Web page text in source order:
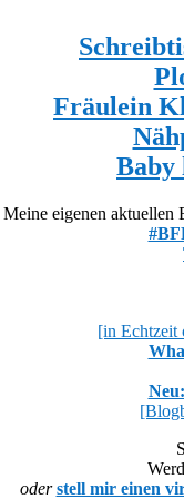
Fräulein
Baby
Meine eigenen aktuellen
[in Echtzeit
oder stell mir einen